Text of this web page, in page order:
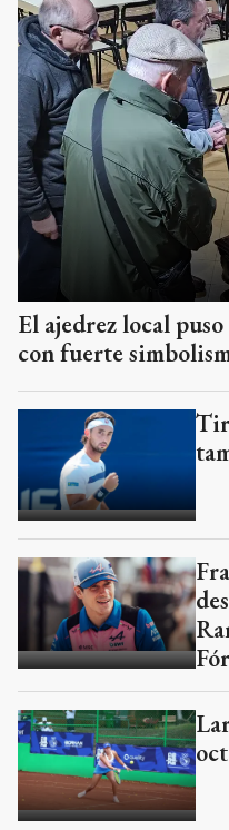
El ajedrez local
con fuerte